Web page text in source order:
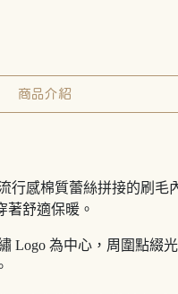
商品介紹
行感棉質蕾絲拼接的刷
著舒適保暖。
Logo 為中心，周圍點